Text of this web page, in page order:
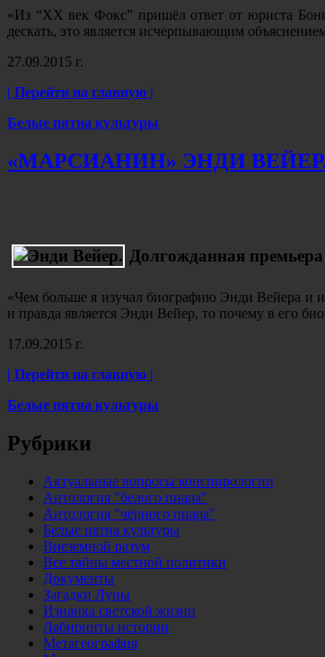
«Из “ХХ век Фокс” пришёл ответ от юриста
дескать, это является исчерпывающим
27.09.2015 г.
| Перейти на главную |
Белые пятна культуры
«МАРСИАНИН» ЭНДИ
Долгожданная
«Чем больше я изучал биографию Энди Вейера и
и правда является Энди Вейер, то почему в его
17.09.2015 г.
| Перейти на главную |
Белые пятна культуры
Рубрики
Актуальные вопросы конспирологии
Антология "белого пиара"
Антология "чёрного пиара"
Белые пятна культуры
Внеземной разум
Все тайны местной политики
Документы
Загадки Луны
Изнанка светской жизни
Лабиринты истории
Метагеография